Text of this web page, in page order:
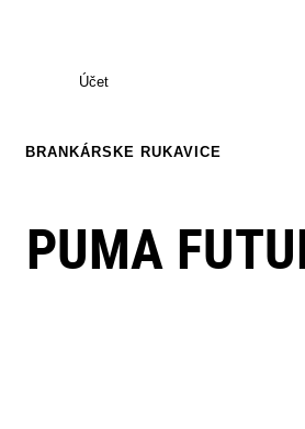
Účet
BRANKÁRSKE RUKAVICE
PUMA